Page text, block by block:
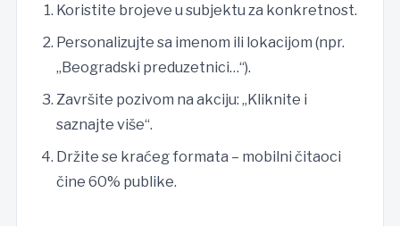
Koristite brojeve u subjektu za konkretnost.
Personalizujte sa imenom ili lokacijom (npr.
„Beogradski preduzetnici…“).
Završite pozivom na akciju: „Kliknite i
saznajte više“.
Držite se kraćeg formata – mobilni čitaoci
čine 60% publike.